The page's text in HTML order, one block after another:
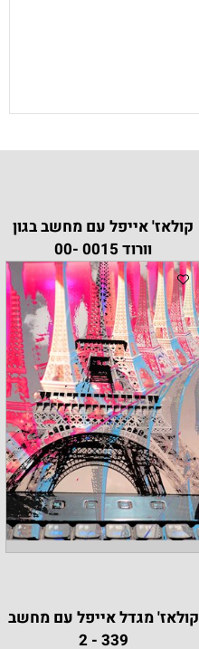
קולאז' אייפל עם מחשב בגון
וורוד 0015 -00
קולאז' מגדל אייפל עם מחשב
339 - 2